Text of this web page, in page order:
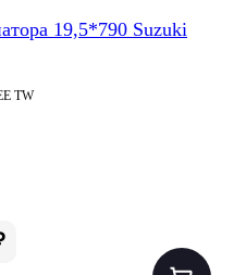
19,5*790 Suzuki
TW